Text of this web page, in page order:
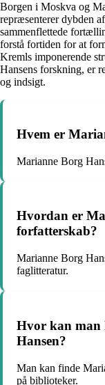
Borgen i Moskva og
repræsenterer dybden
sammenflettede
forstå fortiden for at
Kremls imponerende
Hansens forskning, er
og indsigt.
Hvem er
Marianne Borg
Hvordan er
forfatterskab?
Marianne Borg
faglitteratur.
Hvor kan man
Hansen?
Man kan finde
på biblioteker.